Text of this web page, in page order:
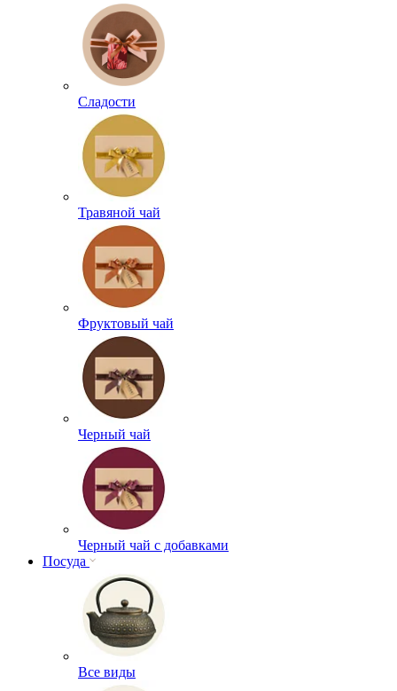
Сладости
Травяной чай
Фруктовый чай
Черный чай
Черный чай с добавками
Посуда
Все виды